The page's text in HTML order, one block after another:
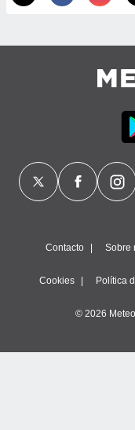
Contacto Sobre
Cookies Política
© 2026